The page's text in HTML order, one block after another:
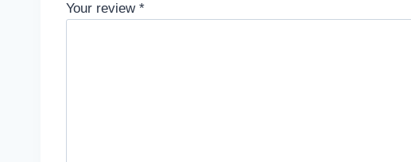
Your review *